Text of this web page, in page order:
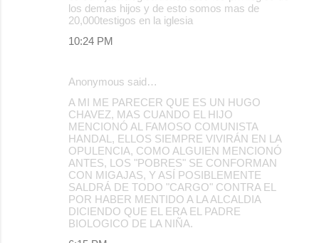
los demas hijos y de esto somos mas de
20,000testigos en la iglesia
10:24 PM
Anonymous said…
A MI ME PARECER QUE ES UN HUGO
CHAVEZ, MAS CUANDO EL HIJO
MENCIONÓ AL FAMOSO COMUNISTA
HANDAL, ELLOS SIEMPRE VIVIRÁN EN LA
OPULENCIA, COMO ALGUIEN MENCIONÓ
ANTES, LOS "POBRES" SE CONFORMAN
CON MIGAJAS, Y ASÍ POSIBLEMENTE
SALDRÁ DE TODO "CARGO" CONTRA EL
POR HABER MENTIDO A LA ALCALDIA
DICIENDO QUE EL ERA EL PADRE
BIOLOGICO DE LA NIÑA.